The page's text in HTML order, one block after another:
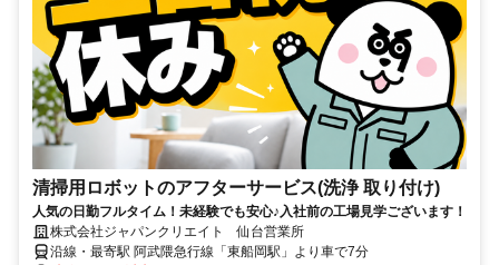
清掃用ロボットのアフターサービス(洗浄 取り付け)
人気の日勤フルタイム！未経験でも安心♪入社前の工場見学ございます！
株式会社ジャパンクリエイト 仙台営業所
沿線・最寄駅 阿武隈急行線「東船岡駅」より車で7分